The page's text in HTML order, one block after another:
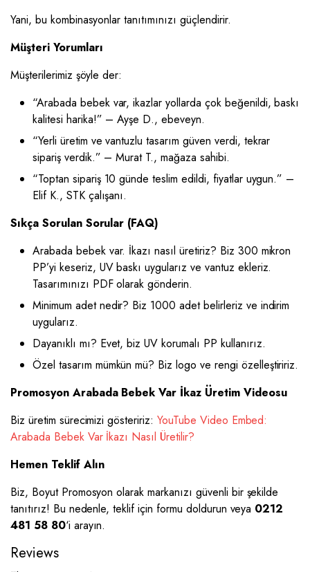
Yani, bu kombinasyonlar tanıtımınızı güçlendirir.
Müşteri Yorumları
Müşterilerimiz şöyle der:
“Arabada bebek var, ikazlar yollarda çok beğenildi, baskı
kalitesi harika!” – Ayşe D., ebeveyn.
“Yerli üretim ve vantuzlu tasarım güven verdi, tekrar
sipariş verdik.” – Murat T., mağaza sahibi.
“Toptan sipariş 10 günde teslim edildi, fiyatlar uygun.” –
Elif K., STK çalışanı.
Sıkça Sorulan Sorular (FAQ)
Arabada bebek var. İkazı nasıl üretiriz? Biz 300 mikron
PP’yi keseriz, UV baskı uygularız ve vantuz ekleriz.
Tasarımınızı PDF olarak gönderin.
Minimum adet nedir? Biz 1000 adet belirleriz ve indirim
uygularız.
Dayanıklı mı? Evet, biz UV korumalı PP kullanırız.
Özel tasarım mümkün mü? Biz logo ve rengi özelleştiririz.
Promosyon Arabada Bebek Var İkaz Üretim Videosu
Biz üretim sürecimizi gösteririz: YouTube Video Embed:
Arabada Bebek Var İkazı Nasıl Üretilir?
Hemen Teklif Alın
Biz, Boyut Promosyon olarak markanızı güvenli bir şekilde
tanıtırız! Bu nedenle, teklif için formu doldurun veya 0212
481 58 80‘i arayın.
Reviews